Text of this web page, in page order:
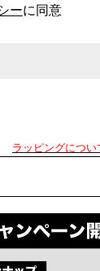
ーに同意
ラッピングについ